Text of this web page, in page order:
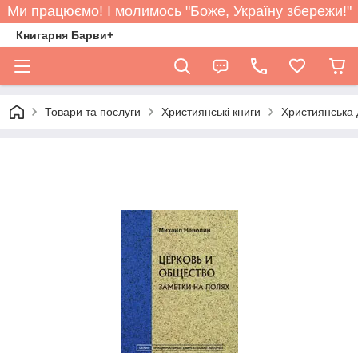
Ми працюємо! І молимось "Боже, Україну збережи!"
Книгарня Барви+
Товари та послуги Християнські книги Християнська